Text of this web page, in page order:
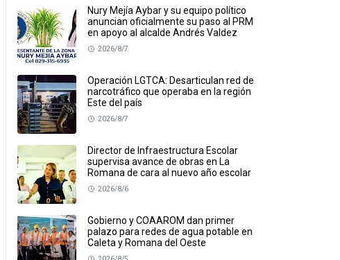
Nury Mejía Aybar y su equipo político
anuncian oficialmente su paso al PRM
en apoyo al alcalde Andrés Valdez
2026/8/7
Operación LGTCA: Desarticulan red de
narcotráfico que operaba en la región
Este del país
2026/8/7
Director de Infraestructura Escolar
supervisa avance de obras en La
Romana de cara al nuevo año escolar
2026/8/6
Gobierno y COAAROM dan primer
palazo para redes de agua potable en
Caleta y Romana del Oeste